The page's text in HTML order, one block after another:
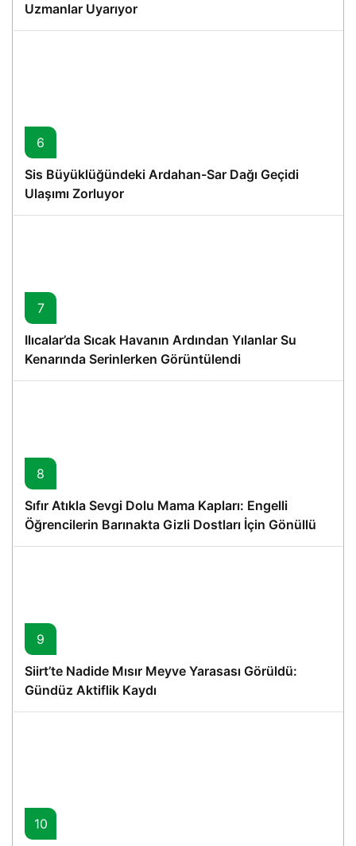
Uzmanlar Uyarıyor
6
Sis Büyüklüğündeki Ardahan-Sar Dağı Geçidi
Ulaşımı Zorluyor
7
Ilıcalar’da Sıcak Havanın Ardından Yılanlar Su
Kenarında Serinlerken Görüntülendi
8
Sıfır Atıkla Sevgi Dolu Mama Kapları: Engelli
Öğrencilerin Barınakta Gizli Dostları İçin Gönüllü
Proje
9
Siirt’te Nadide Mısır Meyve Yarasası Görüldü:
Gündüz Aktiflik Kaydı
10